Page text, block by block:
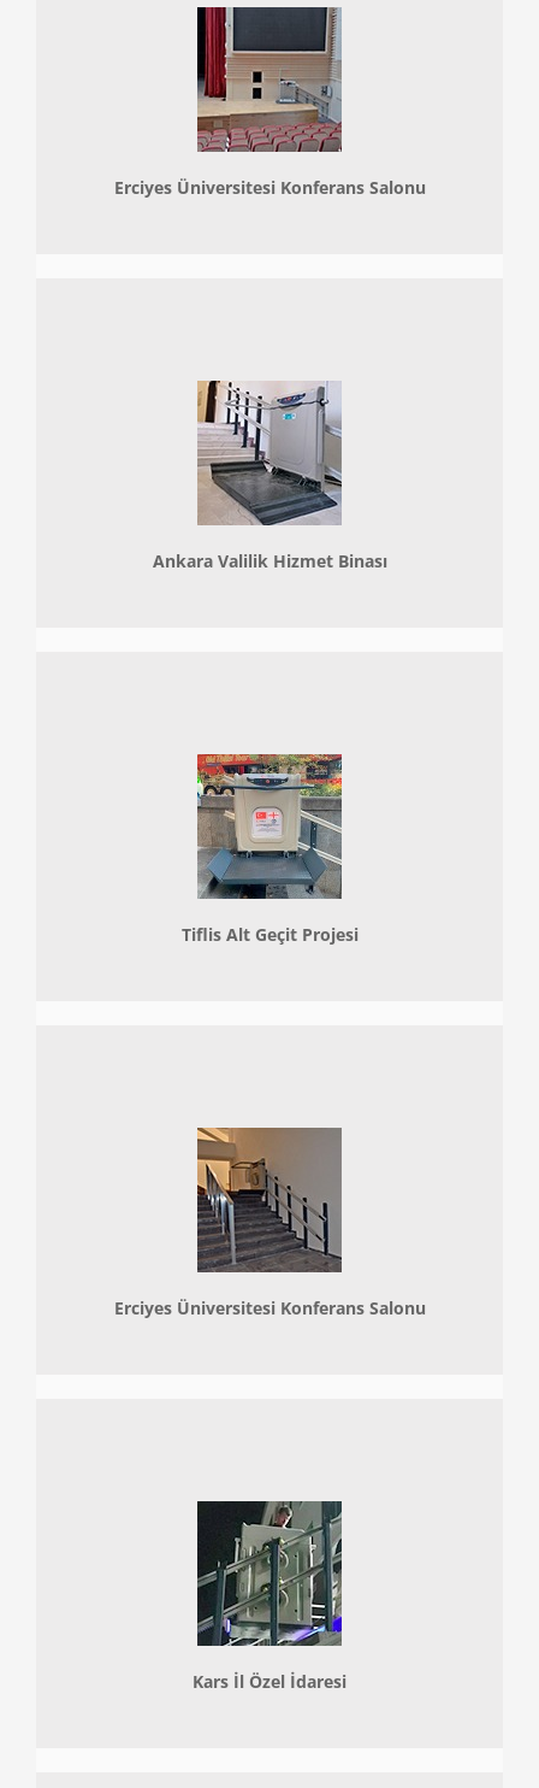
Erciyes Üniversitesi Konferans Salonu
Ankara Valilik Hizmet Binası
Tiflis Alt Geçit Projesi
Erciyes Üniversitesi Konferans Salonu
Kars İl Özel İdaresi